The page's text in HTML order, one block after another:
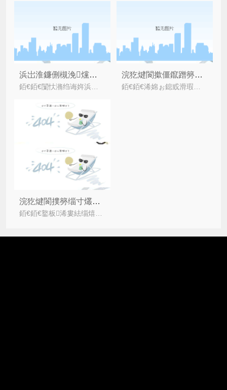
浜岀淮鐮侀槻浼爣绛惧湪甯傚満涓彂灞曠殑涓夊ぇ琛屼笟鏂瑰悜 浣犵煡閬撳僵鑹蹭簩缁寸爜闃蹭吉鏍囩鐨勪紭鍔跨壒鐐规湁鍝簺鍚楋紵
浣犵煡閬撲簩缁寸爜钀ラ攢鐨勪紭鍔挎湁鍝簺鍚楋紵